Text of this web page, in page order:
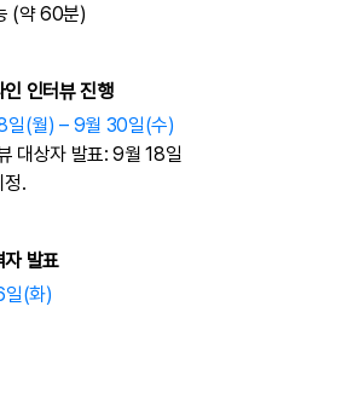
(약 60분)
인터뷰 진행
일(월) – 9월 30일(수)
대상자 발표: 9월 18일
정.
자 발표
일(화)